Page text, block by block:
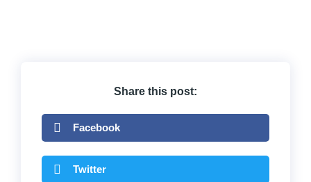
Share this post:
Facebook
Twitter